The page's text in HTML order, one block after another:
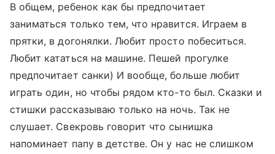
В общем, ребенок как бы предпочитает
заниматься только тем, что нравится. Играем в
прятки, в догонялки. Любит просто побеситься.
Любит кататься на машине. Пешей прогулке
предпочитает санки) И вообще, больше любит
играть один, но чтобы рядом кто-то был. Сказки и
стишки рассказываю только на ночь. Так не
слушает. Свекровь говорит что сынишка
напоминает папу в детстве. Он у нас не слишком